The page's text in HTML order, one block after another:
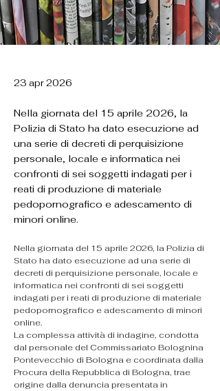
23 apr 2026
Nella giornata del 15 aprile 2026, la
Polizia di Stato ha dato esecuzione ad
una serie di decreti di perquisizione
personale, locale e informatica nei
confronti di sei soggetti indagati per i
reati di produzione di materiale
pedopornografico e adescamento di
minori online.
Nella giornata del 15 aprile 2026, la Polizia di
Stato ha dato esecuzione ad una serie di
decreti di perquisizione personale, locale e
informatica nei confronti di sei soggetti
indagati per i reati di produzione di materiale
pedopornografico e adescamento di minori
online.
La complessa attività di indagine, condotta
dal personale del Commissariato Bolognina
Pontevecchio di Bologna e coordinata dalla
Procura della Repubblica di Bologna, trae
origine dalla denuncia presentata in